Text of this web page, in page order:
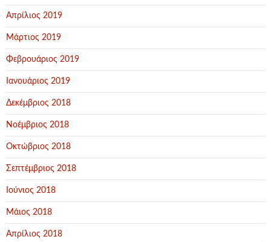
Απρίλιος 2019
Μάρτιος 2019
Φεβρουάριος 2019
Ιανουάριος 2019
Δεκέμβριος 2018
Νοέμβριος 2018
Οκτώβριος 2018
Σεπτέμβριος 2018
Ιούνιος 2018
Μάιος 2018
Απρίλιος 2018